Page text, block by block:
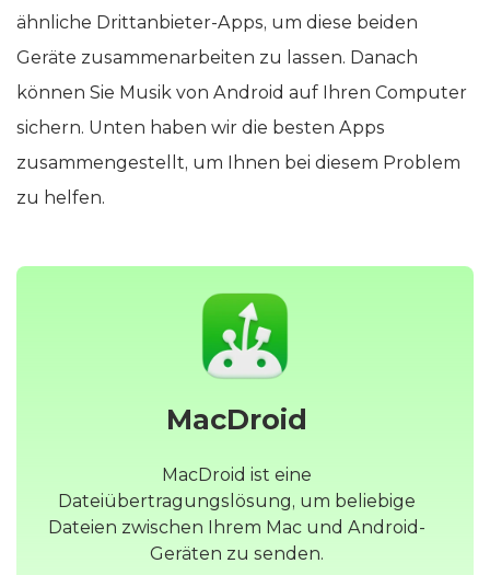
ähnliche Drittanbieter-Apps, um diese beiden
Geräte zusammenarbeiten zu lassen. Danach
können Sie Musik von Android auf Ihren Computer
sichern. Unten haben wir die besten Apps
zusammengestellt, um Ihnen bei diesem Problem
zu helfen.
MacDroid
MacDroid ist eine
Dateiübertragungslösung, um beliebige
Dateien zwischen Ihrem Mac und Android-
Geräten zu senden.